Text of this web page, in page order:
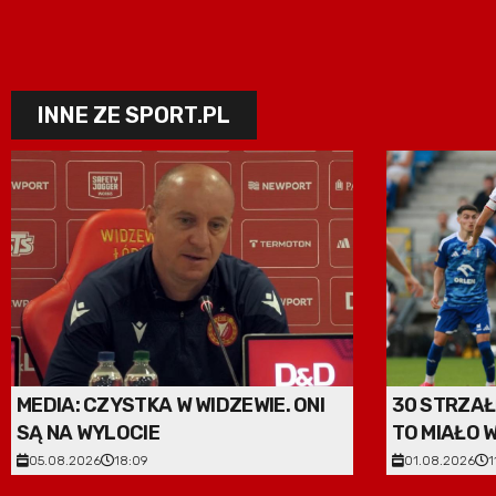
INNE ZE SPORT.PL
MEDIA: CZYSTKA W WIDZEWIE. ONI
SĄ NA WYLOCIE
05.08.2026 18:09
30
TO MIAŁO
01.08.2026